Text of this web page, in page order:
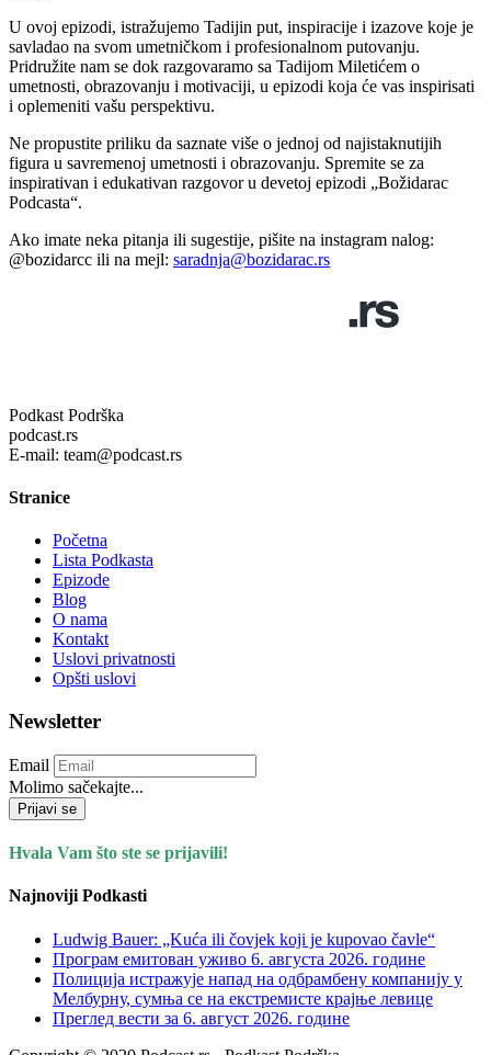
U ovoj epizodi, istražujemo Tadijin put, inspiracije i izazove koje je
savladao na svom umetničkom i profesionalnom putovanju.
Pridružite nam se dok razgovaramo sa Tadijom Miletićem o
umetnosti, obrazovanju i motivaciji, u epizodi koja će vas inspirisati
i oplemeniti vašu perspektivu.
Ne propustite priliku da saznate više o jednoj od najistaknutijih
figura u savremenoj umetnosti i obrazovanju. Spremite se za
inspirativan i edukativan razgovor u devetoj epizodi „Božidarac
Podcasta“.
Ako imate neka pitanja ili sugestije, pišite na instagram nalog:
⁠⁠@bozidarcc ⁠⁠ili na mejl: saradnja@bozidarac.rs
Podkast Podrška
podcast.rs
E-mail: team@podcast.rs
Stranice
Početna
Lista Podkasta
Epizode
Blog
O nama
Kontakt
Uslovi privatnosti
Opšti uslovi
Newsletter
Email
Molimo sačekajte...
Prijavi se
Hvala Vam što ste se prijavili!
Najnoviji Podkasti
Ludwig Bauer: „Kuća ili čovjek koji je kupovao čavle“
Програм емитован уживо 6. августа 2026. годинe
Полиција истражује напад на одбрамбену компанију у
Мелбурну, сумња се на екстремисте крајње левице
Преглед вести за 6. август 2026. године